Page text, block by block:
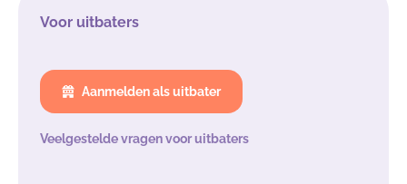
Voor uitbaters
Aanmelden als uitbater
Veelgestelde vragen voor uitbaters